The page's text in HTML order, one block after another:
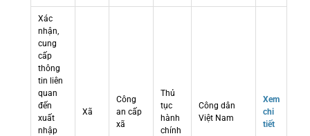
Xác
nhận,
cung
cấp
thông
tin liên
quan
đến
xuất
nhập
Xã
Công
an cấp
xã
Thủ
tục
hành
chính
Công dân
Việt Nam
Xem
chi
tiết